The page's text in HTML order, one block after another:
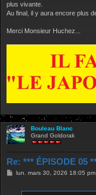
plus vivante.
Au final, il y aura encore plus
Merci Monsieur Huchez...
Bouleau Blanc
Grand Goldorak
Re: *** ÉPISODE 05
Mlun. mars 30, 2026 18:05 pm